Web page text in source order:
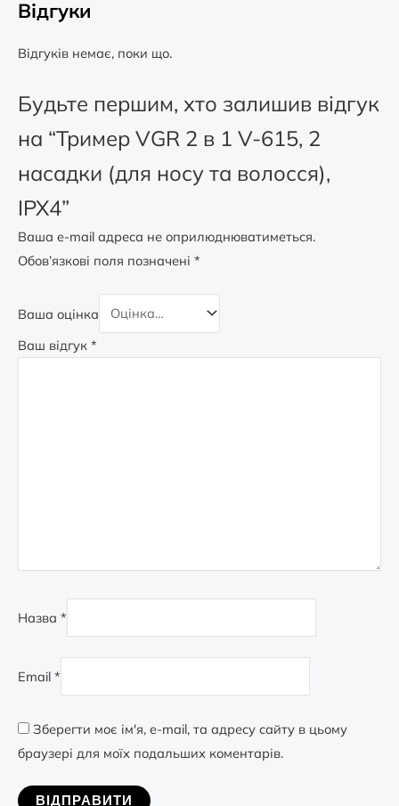
Відгуки
Відгуків немає, поки що.
Будьте першим, хто залишив відгук
на “Тример VGR 2 в 1 V-615, 2
насадки (для носу та волосся),
IPX4”
Ваша e-mail адреса не оприлюднюватиметься.
Обов’язкові поля позначені *
Ваша оцінка
Ваш відгук *
Назва *
Email *
Зберегти моє ім'я, e-mail, та адресу сайту в цьому
браузері для моїх подальших коментарів.